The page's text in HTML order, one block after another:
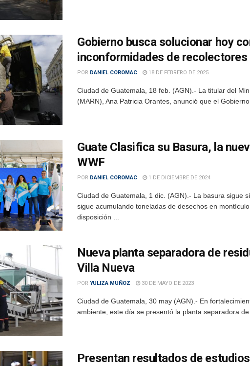
Gobierno busca solucionar hoy
inconformidades de recolectores
POR DANIEL COROMAC 18 DE FEBRERO DE 2025
Ciudad de Guatemala, 18 feb. (AGN).- La titular del
(MARN), Ana Patricia Orantes, anunció que el
Guate Clasifica su Basura, la
WWF
POR DANIEL COROMAC 1 DE DICIEMBRE DE 2024
Ciudad de Guatemala, 1 dic. (AGN).- La basura sigue
sigue acumulando toneladas de desechos en
disposición ...
Nueva planta separadora de
Villa Nueva
POR YULIZA MUÑOZ 30 DE MAYO DE 2023
Ciudad de Guatemala, 30 may (AGN).- En
ambiente, este día se presentó la planta separadora
Presentan resultados de